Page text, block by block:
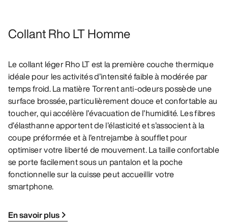
Collant Rho LT Homme
Le collant léger Rho LT est la première couche thermique
idéale pour les activités d’intensité faible à modérée par
temps froid. La matière Torrent anti-odeurs possède une
surface brossée, particulièrement douce et confortable au
toucher, qui accélère l’évacuation de l’humidité. Les fibres
d’élasthanne apportent de l’élasticité et s’associent à la
coupe préformée et à l’entrejambe à soufflet pour
optimiser votre liberté de mouvement. La taille confortable
se porte facilement sous un pantalon et la poche
fonctionnelle sur la cuisse peut accueillir votre
smartphone.
En savoir plus